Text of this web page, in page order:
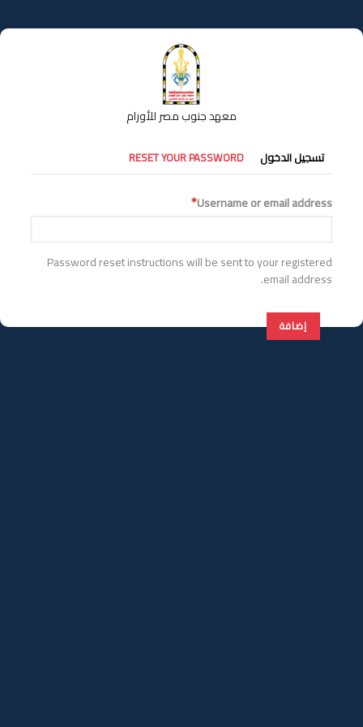
إلى
المحتوى
معهد جنوب مصر للأورام
التبويبات
الأساسية
تسجيل الدخول RESET YOUR PASSWORD
Username or email address
Password reset instructions will be sent to your registered
email address.